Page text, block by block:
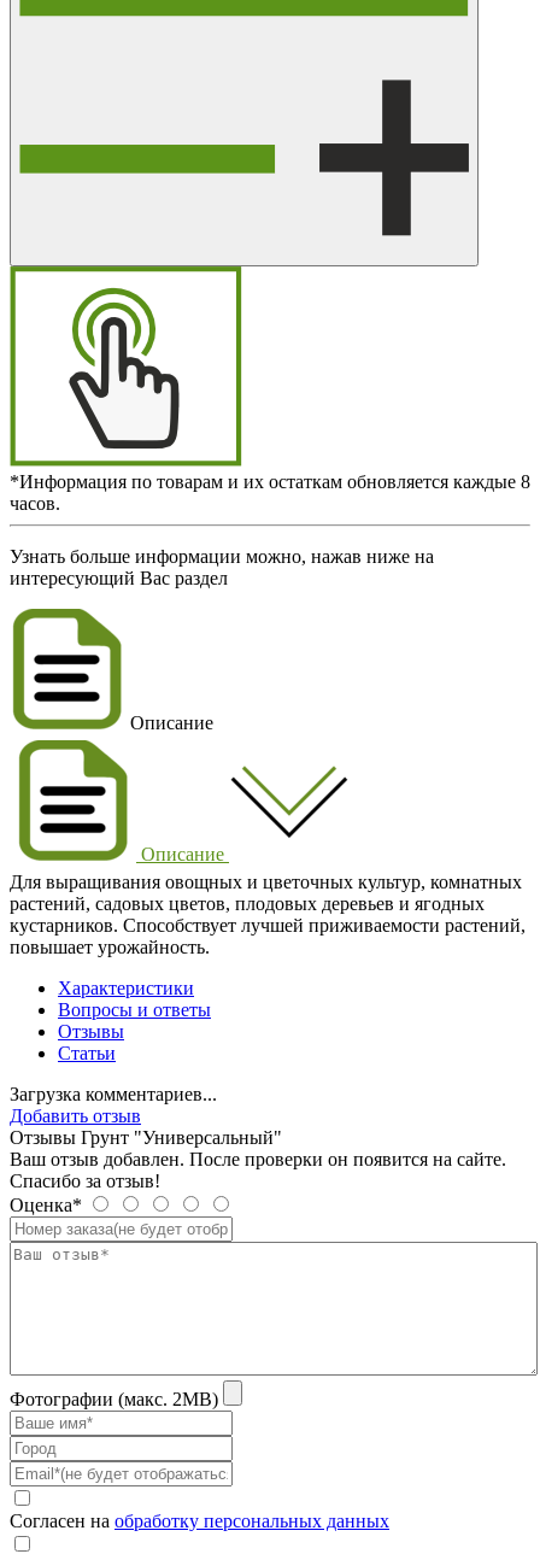
*Информация по товарам и их остаткам обновляется каждые 8
часов.
Узнать больше информации можно, нажав ниже на
интересующий Вас раздел
Описание
Описание
Для выращивания овощных и цветочных культур, комнатных
растений, садовых цветов, плодовых деревьев и ягодных
кустарников. Способствует лучшей приживаемости растений,
повышает урожайность.
Характеристики
Вопросы и ответы
Отзывы
Статьи
Загрузка комментариев...
Добавить отзыв
Отзывы Грунт "Универсальный"
Ваш отзыв добавлен. После проверки он появится на сайте.
Спасибо за отзыв!
Оценка*
Фотографии (макс. 2MB)
Согласен на обработку персональных данных